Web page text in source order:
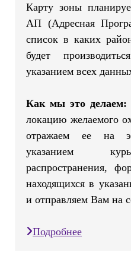
Карту зоны
АП (Адресная
список в каких
будет
указанием всех
Как мы это делаем:
локацию желаемого
отражаем ее на
указанием
распространения,
находящихся в
и отправляем Вам на
Подробнее